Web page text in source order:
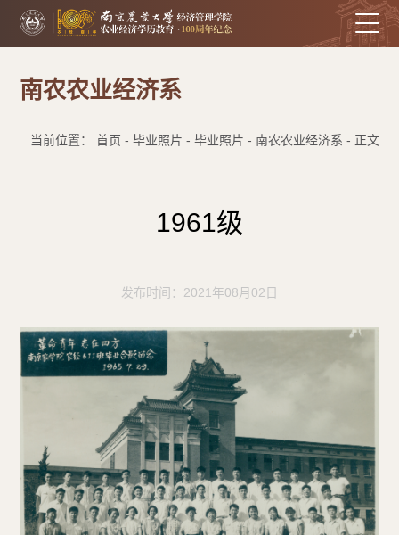
南农农业经济系
当前位置： 首页 - 毕业照片 - 毕业照片 - 南农农业经济系 - 正文
1961级
发布时间：2021年08月02日